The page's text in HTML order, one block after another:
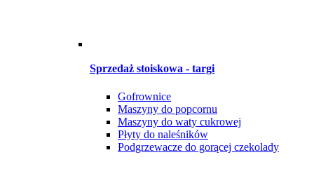
Sprzedaż stoiskowa - targi
Gofrownice
Maszyny do popcornu
Maszyny do waty cukrowej
Płyty do naleśników
Podgrzewacze do gorącej czekolady